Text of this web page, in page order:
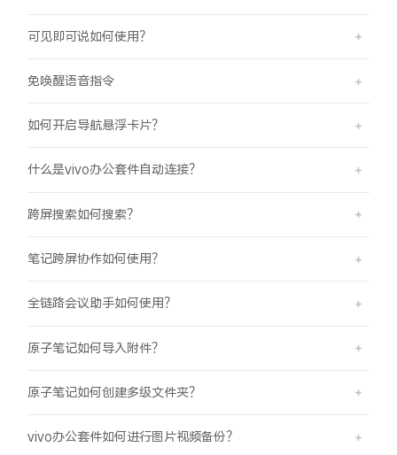
可见即可说如何使用？
免唤醒语音指令
如何开启导航悬浮卡片？
什么是vivo办公套件自动连接？
跨屏搜索如何搜索？
笔记跨屏协作如何使用？
全链路会议助手如何使用？
原子笔记如何导入附件？
原子笔记如何创建多级文件夹？
vivo办公套件如何进行图片视频备份？